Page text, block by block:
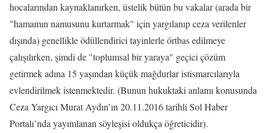
hocalarından kaynaklanırken, üstelik bütün bu vakalar (arada bir
"hamamın namusunu kurtarmak" için yargılanıp ceza verilenler
dışında) genellikle ödüllendirici tayinlerle örtbas edilmeye
çalışılırken, şimdi de "toplumsal bir yaraya" geçici çözüm
getirmek adına 15 yaşından küçük mağdurlar istismarcılarıyla
evlendirilmek istenmektedir. (Bunun hukuktaki anlamı konusunda
Ceza Yargıcı Murat Aydın’ın 20.11.2016 tarihli Sol Haber
Portalı’nda yayımlanan söyleşisi oldukça öğreticidir).